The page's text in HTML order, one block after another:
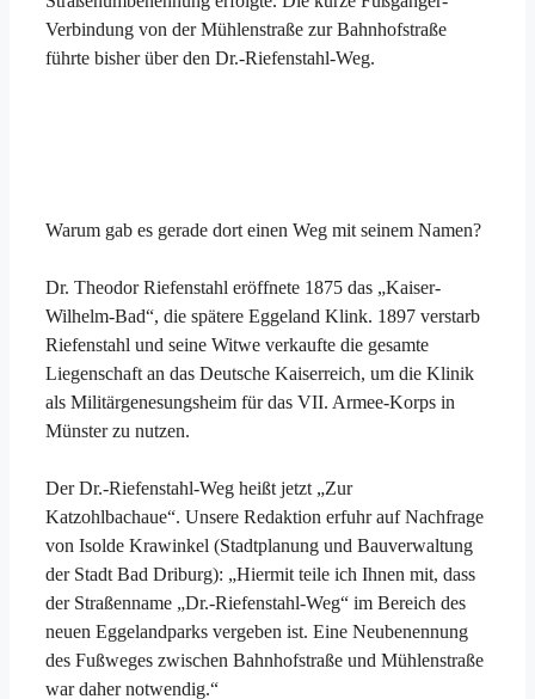
Verbindung von der Mühlenstraße zur Bahnhofstraße
führte bisher über den Dr.-Riefenstahl-Weg.
Warum gab es gerade dort einen Weg mit seinem Namen?
Dr. Theodor Riefenstahl eröffnete 1875 das „Kaiser-
Wilhelm-Bad“, die spätere Eggeland Klink. 1897 verstarb
Riefenstahl und seine Witwe verkaufte die gesamte
Liegenschaft an das Deutsche Kaiserreich, um die Klinik
als Militärgenesungsheim für das VII. Armee-Korps in
Münster zu nutzen.
Der Dr.-Riefenstahl-Weg heißt jetzt „Zur
Katzohlbachaue“. Unsere Redaktion erfuhr auf Nachfrage
von Isolde Krawinkel (Stadtplanung und Bauverwaltung
der Stadt Bad Driburg): „Hiermit teile ich Ihnen mit, dass
der Straßenname „Dr.-Riefenstahl-Weg“ im Bereich des
neuen Eggelandparks vergeben ist. Eine Neubenennung
des Fußweges zwischen Bahnhofstraße und Mühlenstraße
war daher notwendig.“